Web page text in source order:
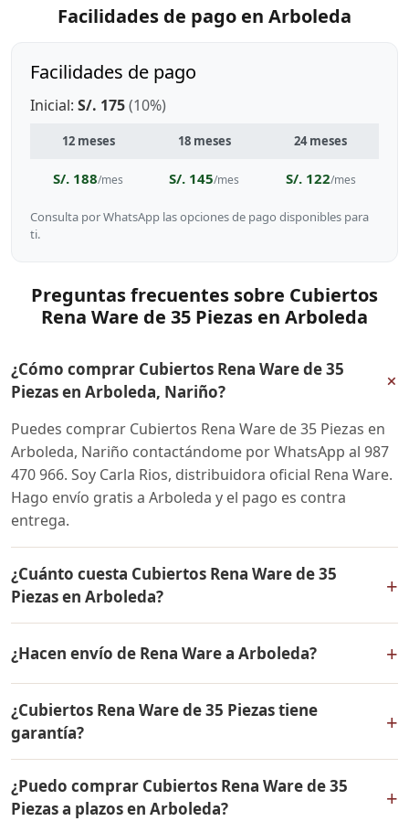
Facilidades de pago en Arboleda
Facilidades de pago
Inicial: S/. 175(10%)
12 meses 18 meses 24 meses
S/. 188/mes S/. 145/mes S/. 122/mes
Consulta por WhatsApp las opciones de pago disponibles para
ti.
Preguntas frecuentes sobre Cubiertos
Rena Ware de 35 Piezas en Arboleda
¿Cómo comprar Cubiertos Rena Ware de 35
Piezas en Arboleda, Nariño?
+
Puedes comprar Cubiertos Rena Ware de 35 Piezas en
Arboleda, Nariño contactándome por WhatsApp al 987
470 966. Soy Carla Rios, distribuidora oficial Rena Ware.
Hago envío gratis a Arboleda y el pago es contra
entrega.
¿Cuánto cuesta Cubiertos Rena Ware de 35
Piezas en Arboleda?
+
mismo en todo Colombia. Contáctame por WhatsApp
para conocer el precio actual, promociones disponibles
y facilidades de pago en cuotas desde el 10% de inicial.
¿Hacen envío de Rena Ware a Arboleda? +
Piezas a Arboleda, Nariño y a todo Colombia. El pago es
contra entrega.
¿Cubiertos Rena Ware de 35 Piezas tiene
garantía?
+
por vida contra defectos de fabricación. Todos los
productos Rena Ware están fabricados en acero
¿Puedo comprar Cubiertos Rena Ware de 35
Piezas a plazos en Arboleda?
+